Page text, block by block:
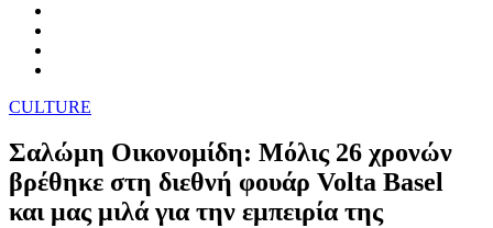
CULTURE
Σαλώμη Οικονομίδη: Μόλις 26 χρονών
βρέθηκε στη διεθνή φουάρ Volta Basel
και μας μιλά για την εμπειρία της